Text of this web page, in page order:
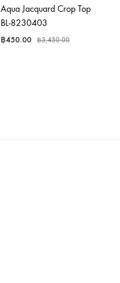
Aqua Jacquard Crop Top
BL-8230403
฿450.00 ฿3,450.00